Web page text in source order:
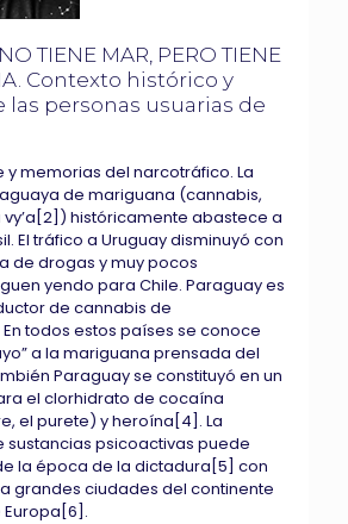
TIENE MAR, PERO TIENE
Contexto histórico y
las personas usuarias de
y memorias del narcotráfico. La
de mariguana (cannabis,
vy’a[2]) históricamente abastece a
El tráfico a Uruguay disminuyó con
de drogas y muy pocos
yendo para Chile. Paraguay es
de cannabis de
todos estos países se conoce
a la mariguana prensada del
Paraguay se constituyó en un
el clorhidrato de cocaína
el purete) y heroína[4]. La
sustancias psicoactivas puede
la época de la dictadura[5] con
grandes ciudades del continente